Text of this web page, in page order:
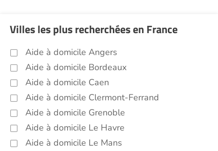
médicaux...) Pyrénées Orientales (66)
Promenade animaux de compagnie
Pyrénées Orientales (66)
Soins esthétiques Pyrénées Orientales (66)
Autres aides à domicile Pyrénées
Orientales (66)
Voir toutes les aides à domicile dans les Pyrénées
Orientales (66)
Villes les plus recherchées en France
Aide à domicile Angers
Aide à domicile Bordeaux
Aide à domicile Caen
Aide à domicile Clermont-Ferrand
Aide à domicile Grenoble
Aide à domicile Le Havre
Aide à domicile Le Mans